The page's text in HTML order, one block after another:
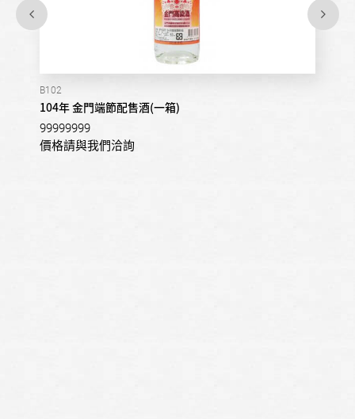
B102
104年 金門端節配售酒(一箱)
99999999
價格請與我們洽詢